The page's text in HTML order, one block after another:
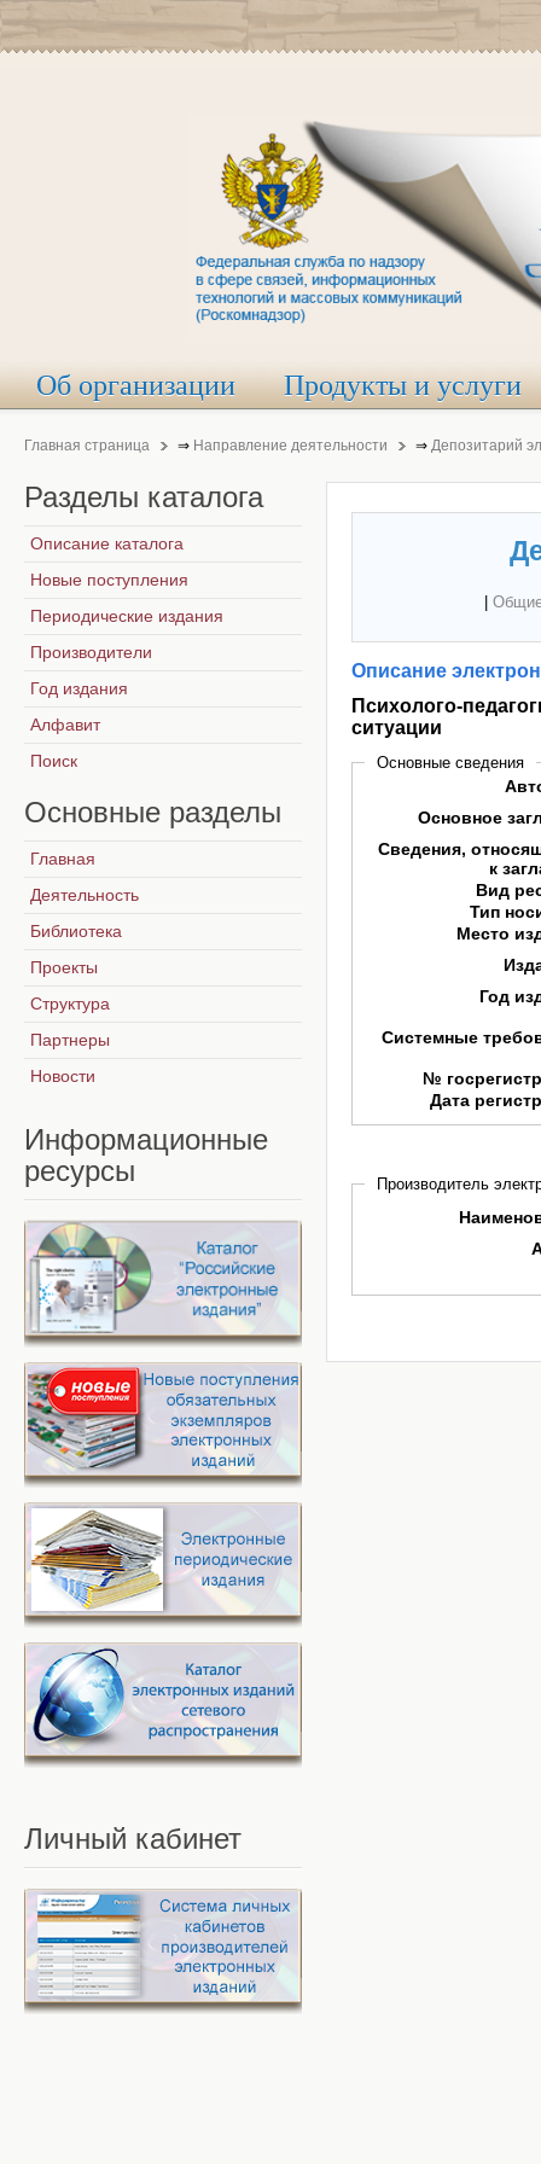
Об организации Продукты и услуги
Главная страница ⇒ Направление деятельности ⇒ Депозитарий
Описание
Психолого-
ситуации
Основные сведения
Основное
Сведения,
к
Вид
Тип
Место
Год
Системные
№
Дата
Производитель
Разделы каталога
Описание каталога
Новые поступления
Периодические издания
Производители
Год издания
Алфавит
Поиск
Основные разделы
Главная
Деятельность
Библиотека
Проекты
Структура
Партнеры
Новости
Информационные
ресурсы
Личный кабинет